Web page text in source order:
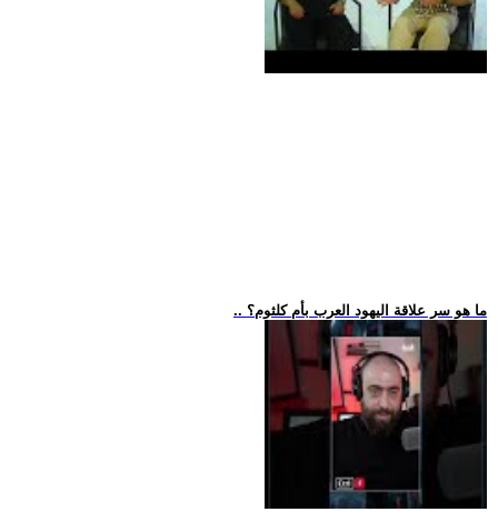
.. ما هو سر علاقة اليهود العرب بأم كلثوم؟